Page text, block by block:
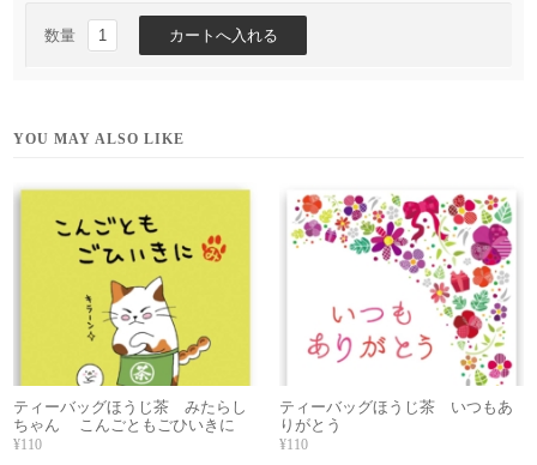
数量
YOU MAY ALSO LIKE
ティーバッグほうじ茶 みたらし
ちゃん こんごともごひいきに
¥110
ティーバッグほうじ茶 いつもあ
りがとう
¥110